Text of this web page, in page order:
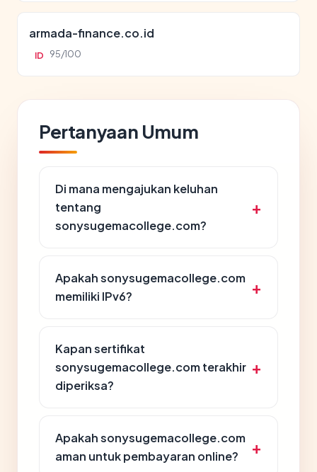
armada-finance.co.id
ID 95/100
Pertanyaan Umum
Di mana mengajukan keluhan
tentang
sonysugemacollege.com?
Apakah sonysugemacollege.com
memiliki IPv6?
Kapan sertifikat
sonysugemacollege.com terakhir
diperiksa?
Apakah sonysugemacollege.com
aman untuk pembayaran online?